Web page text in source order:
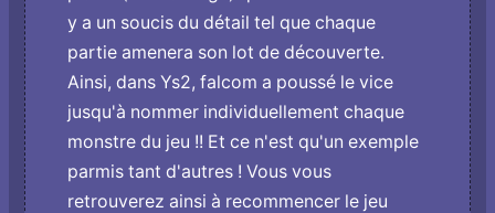
y a un soucis du détail tel que chaque
partie amenera son lot de découverte.
Ainsi, dans Ys2, falcom a poussé le vice
jusqu'à nommer individuellement chaque
monstre du jeu !! Et ce n'est qu'un exemple
parmis tant d'autres ! Vous vous
retrouverez ainsi à recommencer le jeu